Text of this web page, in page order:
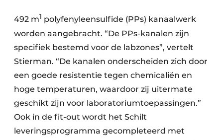
492 m1 polyfenyleensulfide (PPs) kanaalwerk
worden aangebracht. “De PPs-kanalen zijn
specifiek bestemd voor de labzones”, vertelt
Stierman. “De kanalen onderscheiden zich door
een goede resistentie tegen chemicaliën en
hoge temperaturen, waardoor zij uitermate
geschikt zijn voor laboratoriumtoepassingen.”
Ook in de fit-out wordt het Schilt
leveringsprogramma gecompleteerd met